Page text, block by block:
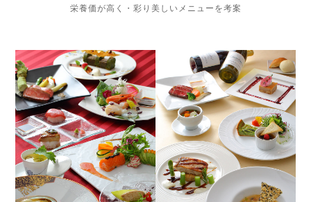
栄養価が高く・彩り美しいメニューを考案